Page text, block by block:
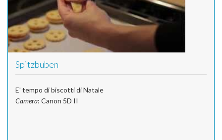
Spitzbuben
E' tempo di biscotti di Natale
Camera: Canon 5D II